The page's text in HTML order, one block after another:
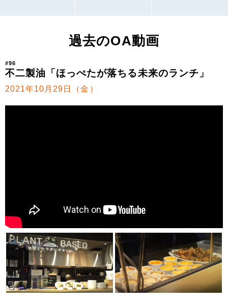
過去のOA動画
#96
不二製油「ほっぺたが落ちる未来のランチ」
2021年10月29日（金）